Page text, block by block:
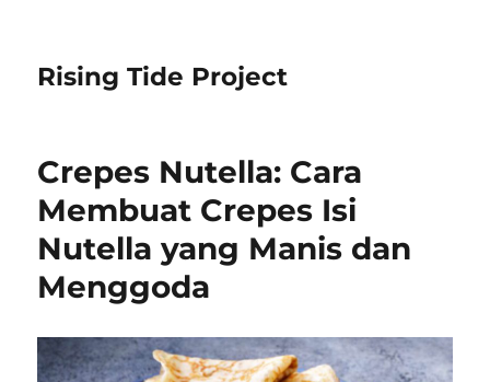
Rising Tide Project
Crepes Nutella: Cara
Membuat Crepes Isi
Nutella yang Manis dan
Menggoda